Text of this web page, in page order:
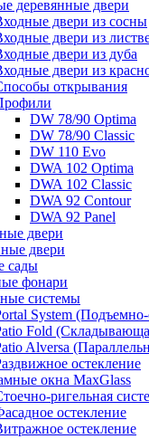
деревянные двери
двери из сосны
двери из
двери из дуба
двери из
открывания
DW 78/90 Optima
DW 78/90 Classic
DW 110 Evo
DWA 102 Optima
DWA 102 Classic
DWA 92 Contour
DWA 92 Panel
двери
двери
сады
фонари
системы
System
Fold
Alversa
остекление
окна MaxGlass
ригельная
остекление
остекление